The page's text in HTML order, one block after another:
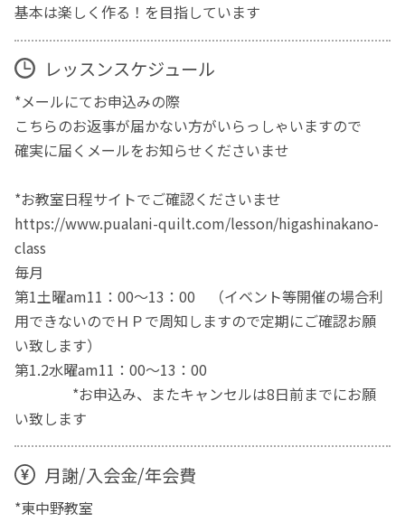
基本は楽しく作る！を目指しています
レッスンスケジュール
*メールにてお申込みの際
こちらのお返事が届かない方がいらっしゃいますので
確実に届くメールをお知らせくださいませ
*お教室日程サイトでご確認くださいませ
https://www.pualani-quilt.com/lesson/higashinakano-
class
毎月
第1土曜am11：00～13：00 （イベント等開催の場合利
用できないのでＨＰで周知しますので定期にご確認お願
い致します）
第1.2水曜am11：00～13：00
*お申込み、またキャンセルは8日前までにお願
い致します
月謝/入会金/年会費
*東中野教室